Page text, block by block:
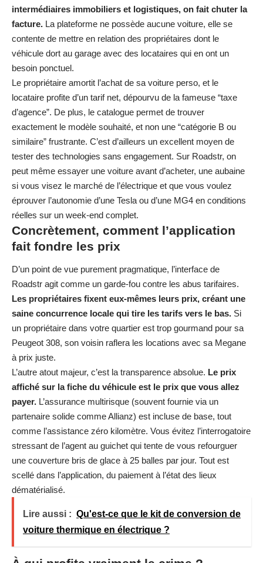
intermédiaires immobiliers et logistiques, on fait chuter la
facture. La plateforme ne possède aucune voiture, elle se
contente de mettre en relation des propriétaires dont le
véhicule dort au garage avec des locataires qui en ont un
besoin ponctuel.
Le propriétaire amortit l’achat de sa voiture perso, et le
locataire profite d’un tarif net, dépourvu de la fameuse “taxe
d’agence”. De plus, le catalogue permet de trouver
exactement le modèle souhaité, et non une “catégorie B ou
similaire” frustrante. C’est d’ailleurs un excellent moyen de
tester des technologies sans engagement. Sur Roadstr, on
peut même essayer une voiture avant d’acheter, une aubaine
si vous visez le marché de l’électrique et que vous voulez
éprouver l’autonomie d’une Tesla ou d’une MG4 en conditions
réelles sur un week-end complet.
Concrètement, comment l’application
fait fondre les prix
D’un point de vue purement pragmatique, l’interface de
Roadstr agit comme un garde-fou contre les abus tarifaires.
Les propriétaires fixent eux-mêmes leurs prix, créant une
saine concurrence locale qui tire les tarifs vers le bas. Si
un propriétaire dans votre quartier est trop gourmand pour sa
Peugeot 308, son voisin raflera les locations avec sa Megane
à prix juste.
L’autre atout majeur, c’est la transparence absolue. Le prix
affiché sur la fiche du véhicule est le prix que vous allez
payer. L’assurance multirisque (souvent fournie via un
partenaire solide comme Allianz) est incluse de base, tout
comme l’assistance zéro kilomètre. Vous évitez l’interrogatoire
stressant de l’agent au guichet qui tente de vous refourguer
une couverture bris de glace à 25 balles par jour. Tout est
scellé dans l’application, du paiement à l’état des lieux
dématérialisé.
Lire aussi : Qu'est-ce que le kit de conversion de
voiture thermique en électrique ?